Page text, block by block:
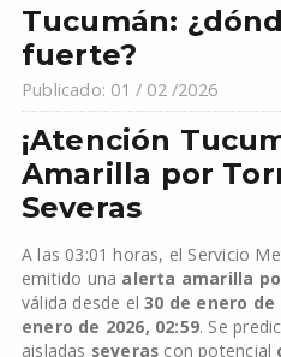
Tucumán:
fuerte?
Publicado: 01 / 02 /2026
¡Atención
Amarilla por
Severas
A las 03:01 horas, el Servicio
emitido una alerta amarilla
válida desde el30 de enero de
enero de 2026, 02:59. Se
aisladas severas con potencial